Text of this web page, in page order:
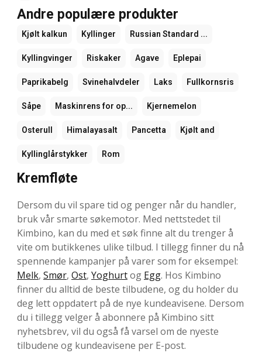
Andre populære produkter
Kjølt kalkun Kyllinger Russian Standard ...
Kyllingvinger Riskaker Agave Eplepai
Paprikabelg Svinehalvdeler Laks Fullkornsris
Såpe Maskinrens for op... Kjernemelon
Osterull Himalayasalt Pancetta Kjølt and
Kyllinglårstykker Rom
Kremfløte
Dersom du vil spare tid og penger når du handler,
bruk vår smarte søkemotor. Med nettstedet til
Kimbino, kan du med et søk finne alt du trenger å
vite om butikkenes ulike tilbud. I tillegg finner du nå
spennende kampanjer på varer som for eksempel:
Melk, Smør, Ost, Yoghurtog Egg. Hos Kimbino
finner du alltid de beste tilbudene, og du holder du
deg lett oppdatert på de nye kundeavisene. Dersom
du i tillegg velger å abonnere på Kimbino sitt
nyhetsbrev, vil du også få varsel om de nyeste
tilbudene og kundeavisene per E-post.